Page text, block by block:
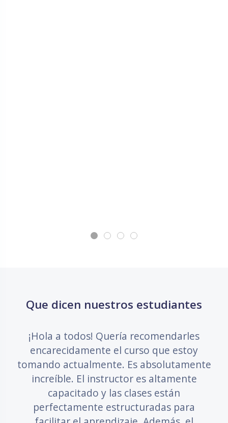
Salta Que dicen nuestros estudiantes
Que dicen nuestros estudiantes
¡Hola a todos! Quería recomendarles
encarecidamente el curso que estoy
tomando actualmente. Es absolutamente
increíble. El instructor es altamente
capacitado y las clases están
perfectamente estructuradas para